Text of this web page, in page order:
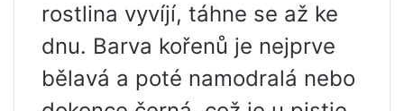
rostlina vyvíjí, táhne se až ke
dnu. Barva kořenů je nejprve
bělavá a poté namodralá nebo